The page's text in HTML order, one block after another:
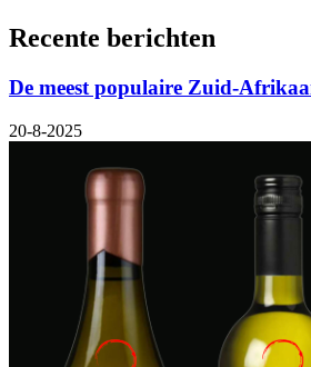
Recente berichten
De meest populaire Zuid-
20-8-2025